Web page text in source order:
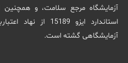
آزمایشگاه مرجع سلامت، و همچنین
استاندارد ایزو
آزمایشگاهی گشته است.